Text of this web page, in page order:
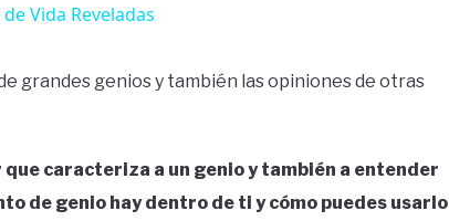
Vida Reveladas
grandes genios y también las opiniones de otras
caracteriza a un genio y también a entender
de genio hay dentro de ti y cómo puedes usarlo